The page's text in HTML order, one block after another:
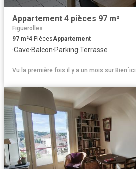
Appartement 4 pièces 97 m²
Figuerolles
97 m²4 PiècesAppartement
·Cave·Balcon·Parking·Terrasse
Vu la première fois il y a un mois sur Bien´ici